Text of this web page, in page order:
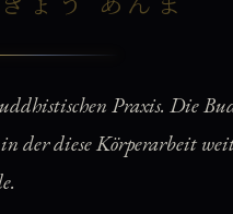
Praxis. Die
der diese Körperarbeit